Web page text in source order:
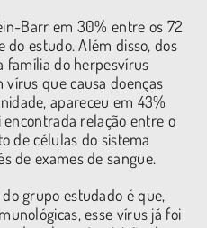
Barr em 30% entre os 72
estudo. Além disso, dos
família do herpesvírus
vírus que causa doenças
apareceu em 43%
relação entre o
de células do sistema
de exames de sangue.
grupo estudado é que,
esse vírus já foi